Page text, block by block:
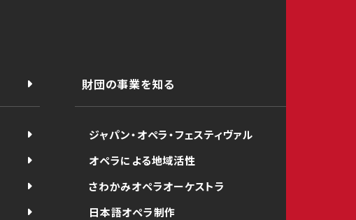
財団の事業を知る
ジャパン・オペラ・フェスティヴァル
オペラによる地域活性
さわかみオペラオーケストラ
日本語オペラ制作